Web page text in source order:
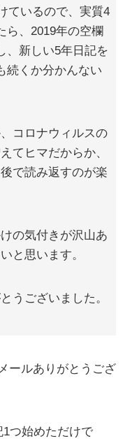
ているので、実質4
、2019年の空欄
、新しい5年日記を
続くか分かんない
コロナウィルスの
てヒマだからか、
で読み返すのが楽
の気付きが沢山あ
と思います。
うございました。
ールありがとうござ
つ始めただけで